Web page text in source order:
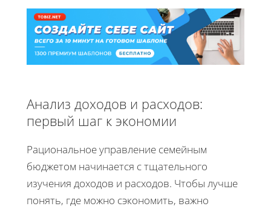
Анализ доходов и расходов:
первый шаг к экономии
Рациональное управление семейным
бюджетом начинается с тщательного
изучения доходов и расходов. Чтобы лучше
понять, где можно сэкономить, важно